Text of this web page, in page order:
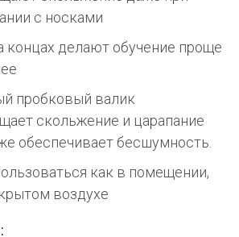
с носками
концах делают обучение проще
пробковый валик
скольжение и царапание
обеспечивает бесшумность.
как в помещении,
воздухе